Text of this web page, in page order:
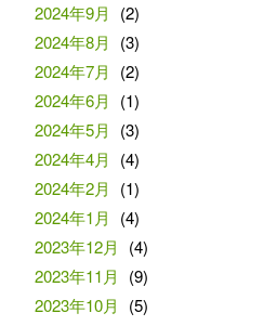
2024年9月
(2)
2024年8月
(3)
2024年7月
(2)
2024年6月
(1)
2024年5月
(3)
2024年4月
(4)
2024年2月
(1)
2024年1月
(4)
2023年12月
(4)
2023年11月
(9)
2023年10月
(5)